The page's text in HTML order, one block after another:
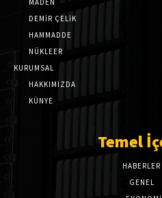
MADEN
DEMİR ÇELİK
HAMMADDE
NÜKLEER
KURUMSAL
HAKKIMIZDA
KÜNYE
Temel
HABERLER
GENEL